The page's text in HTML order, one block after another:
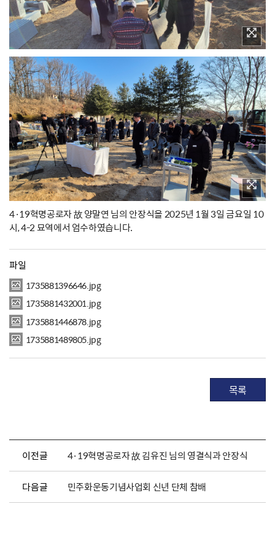
4·19혁명공로자 故 양말연 님의 안장식을 2025년 1월 3일 금요일 10
시, 4-2 묘역에서 엄수하였습니다.
파일
1735881396646.jpg
1735881432001.jpg
1735881446878.jpg
1735881489805.jpg
목록
이전글 4·19혁명공로자 故 김유진 님의 영결식과 안장식
다음글 민주화운동기념사업회 신년 단체 참배